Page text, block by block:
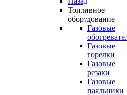
Топливное
оборудование
Газовые
Газовые
горелки
Газовые
резаки
Газовые
паяльники